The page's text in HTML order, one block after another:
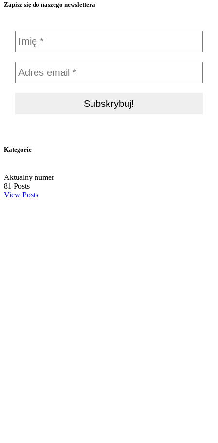
Zapisz się do naszego newslettera
Kategorie
Aktualny numer
81 Posts
View Posts